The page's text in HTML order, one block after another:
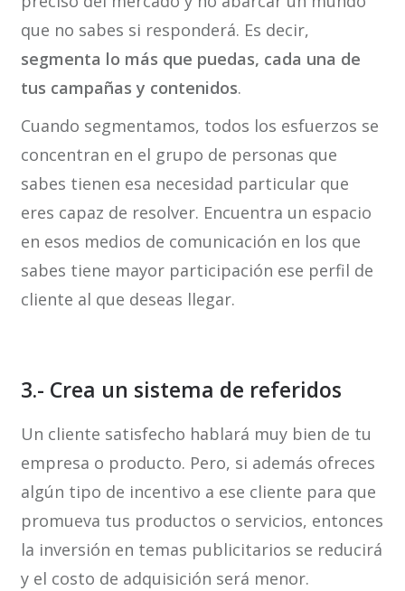
que no sabes si responderá. Es decir,
segmenta lo más que puedas, cada una de
tus campañas y contenidos.
Cuando segmentamos, todos los esfuerzos se
concentran en el grupo de personas que
sabes tienen esa necesidad particular que
eres capaz de resolver. Encuentra un espacio
en esos medios de comunicación en los que
sabes tiene mayor participación ese perfil de
cliente al que deseas llegar.
3.- Crea un sistema de referidos
Un cliente satisfecho hablará muy bien de tu
empresa o producto. Pero, si además ofreces
algún tipo de incentivo a ese cliente para que
promueva tus productos o servicios, entonces
la inversión en temas publicitarios se reducirá
y el costo de adquisición será menor.